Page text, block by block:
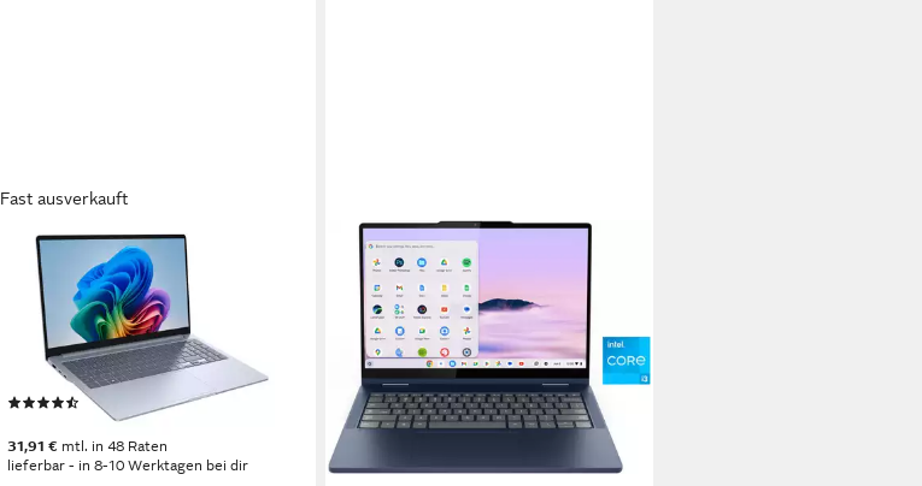
Fast ausverkauft
SAMSUNG
Galaxy Book4 Edge NP750X
Notebook
15,6 Zoll
Bildschirmdiagonale
Snapdragon X Plus Prozessor
Adreno Grafikkarte
(4)
31,91 € mtl. in 48 Raten
lieferbar - in 8-10 Werktagen bei dir
LENOVO
Chrome 2in1 14ITN10 Convertible
Chromebook
14 Zoll Bildschirmdiagonale
Intel Core 3
Prozessor
Intel Graphics Grafikkarte
579,00 €
16,81 €mtl. in 48 Raten